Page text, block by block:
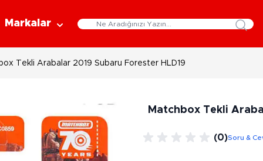
Eğitici Oyuncaklar
Oyun Hamurları
Müzik Aletleri
Bebekler
Et Bebekler
Fonksiyonlu Bebekler
Markalar
Tekli Arabalar 2019 Subaru Forester HLD19
Matchbox Tekli
(0)Soru &